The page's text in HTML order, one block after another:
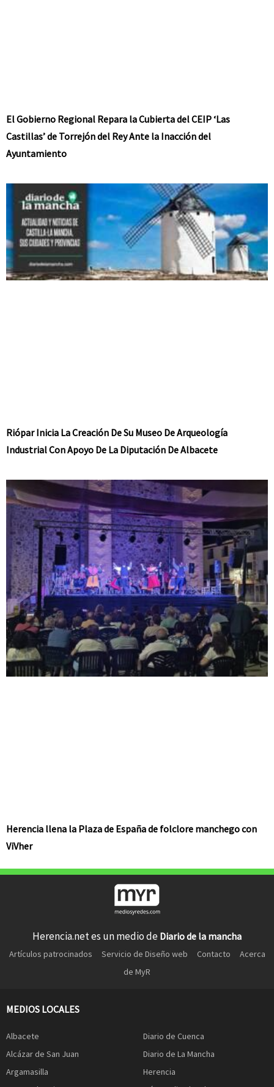
El Gobierno Regional Repara la Cubierta del CEIP ‘Las
Castillas’ de Torrejón del Rey Ante la Inacción del
Ayuntamiento
Riópar Inicia La Creación De Su Museo De Arqueología
Industrial Con Apoyo De La Diputación De Albacete
Herencia llena la Plaza de España de folclore manchego con
ViVher
Herencia.net es un medio de Diario de la mancha
Artículos patrocinados Servicio de Diseño web Contacto
Acerca
de MyR
MEDIOS LOCALES
Albacete
Alcázar de San Juan
Argamasilla
Diario de Cuenca
Diario de La Mancha
Herencia